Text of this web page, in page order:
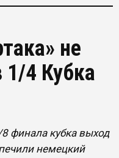
не
1/4 Кубка
финала кубка выход
немецкий